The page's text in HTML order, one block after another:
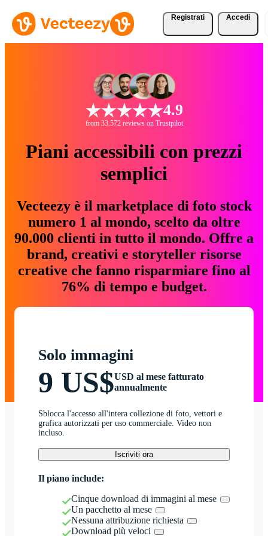
Registrati Accedi
4.9
from 33.572 reviews on Trustpilot
Piani accessibili con prezzi
semplici
Vecteezy è il marketplace di foto stock
numero 1 al mondo, scelto da oltre
90.000 clienti in tutto il mondo. Offre a
brand, creativi e storyteller risorse
creative che fanno risparmiare fino al
76% di tempo e budget.
Solo immagini
9 US$USD al mese fatturato
annualmente
Sblocca l'accesso all'intera collezione di foto, vettori e
grafica autorizzati per uso commerciale. Video non
incluso.
Iscriviti ora
Il piano include:
Cinque download di immagini al mese
Un pacchetto al mese
Nessuna attribuzione richiesta
Download più veloci